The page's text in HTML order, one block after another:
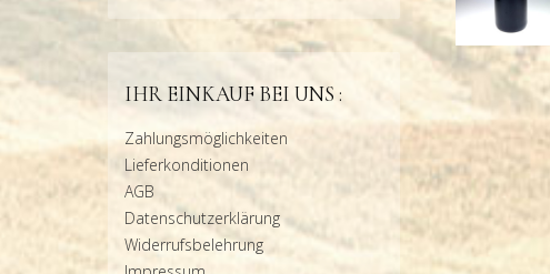
IHR EINKAUF BEI UNS :
Zahlungsmöglichkeiten
Lieferkonditionen
AGB
Datenschutzerklärung
Widerrufsbelehrung